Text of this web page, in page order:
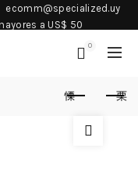
ecomm@specialized.uy
a US$ 50
0